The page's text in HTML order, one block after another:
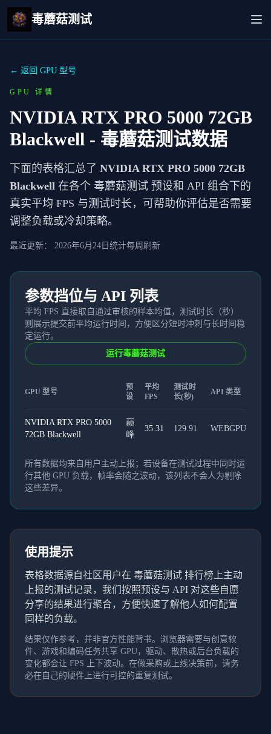
毒蘑菇测试
← 返回 GPU 型号
GPU 详情
NVIDIA RTX PRO 5000 72GB
Blackwell - 毒蘑菇测试数据
下面的表格汇总了 NVIDIA RTX PRO 5000 72GB
Blackwell 在各个 毒蘑菇测试 预设和 API 组合下的
真实平均 FPS 与测试时长，可帮助你评估是否需要
调整负载或冷却策略。
最近更新： 2026年6月24日 统计每周刷新
参数挡位与 API 列表
平均 FPS 直接取自通过审核的样本均值，测试时长（秒）
则展示提交前平均运行时间，方便区分短时冲刺与长时间稳
定运行。
运行毒蘑菇测试
GPU 型号
预
设
平均
FPS
测试时
长(秒)
API 类型
NVIDIA RTX PRO 5000
72GB Blackwell
巅
峰
35.31 129.91 WEBGPU
所有数据均来自用户主动上报；若设备在测试过程中同时运
行其他 GPU 负载，帧率会随之波动，该列表不会人为剔除
这些差异。
使用提示
表格数据源自社区用户在 毒蘑菇测试 排行榜上主动
上报的测试记录，我们按照预设与 API 对这些自愿
分享的结果进行聚合，方便快速了解他人如何配置
同样的负载。
结果仅作参考，并非官方性能背书。浏览器需要与创意软
件、游戏和编码任务共享 GPU，驱动、散热或后台负载的
变化都会让 FPS 上下波动。在做采购或上线决策前，请务
必在自己的硬件上进行可控的重复测试。